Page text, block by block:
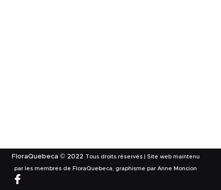
FloraQuebeca © 2022 Tous droits réservés | Site web maintenu
par les membres de FloraQuebeca, graphisme par Anne Moncion